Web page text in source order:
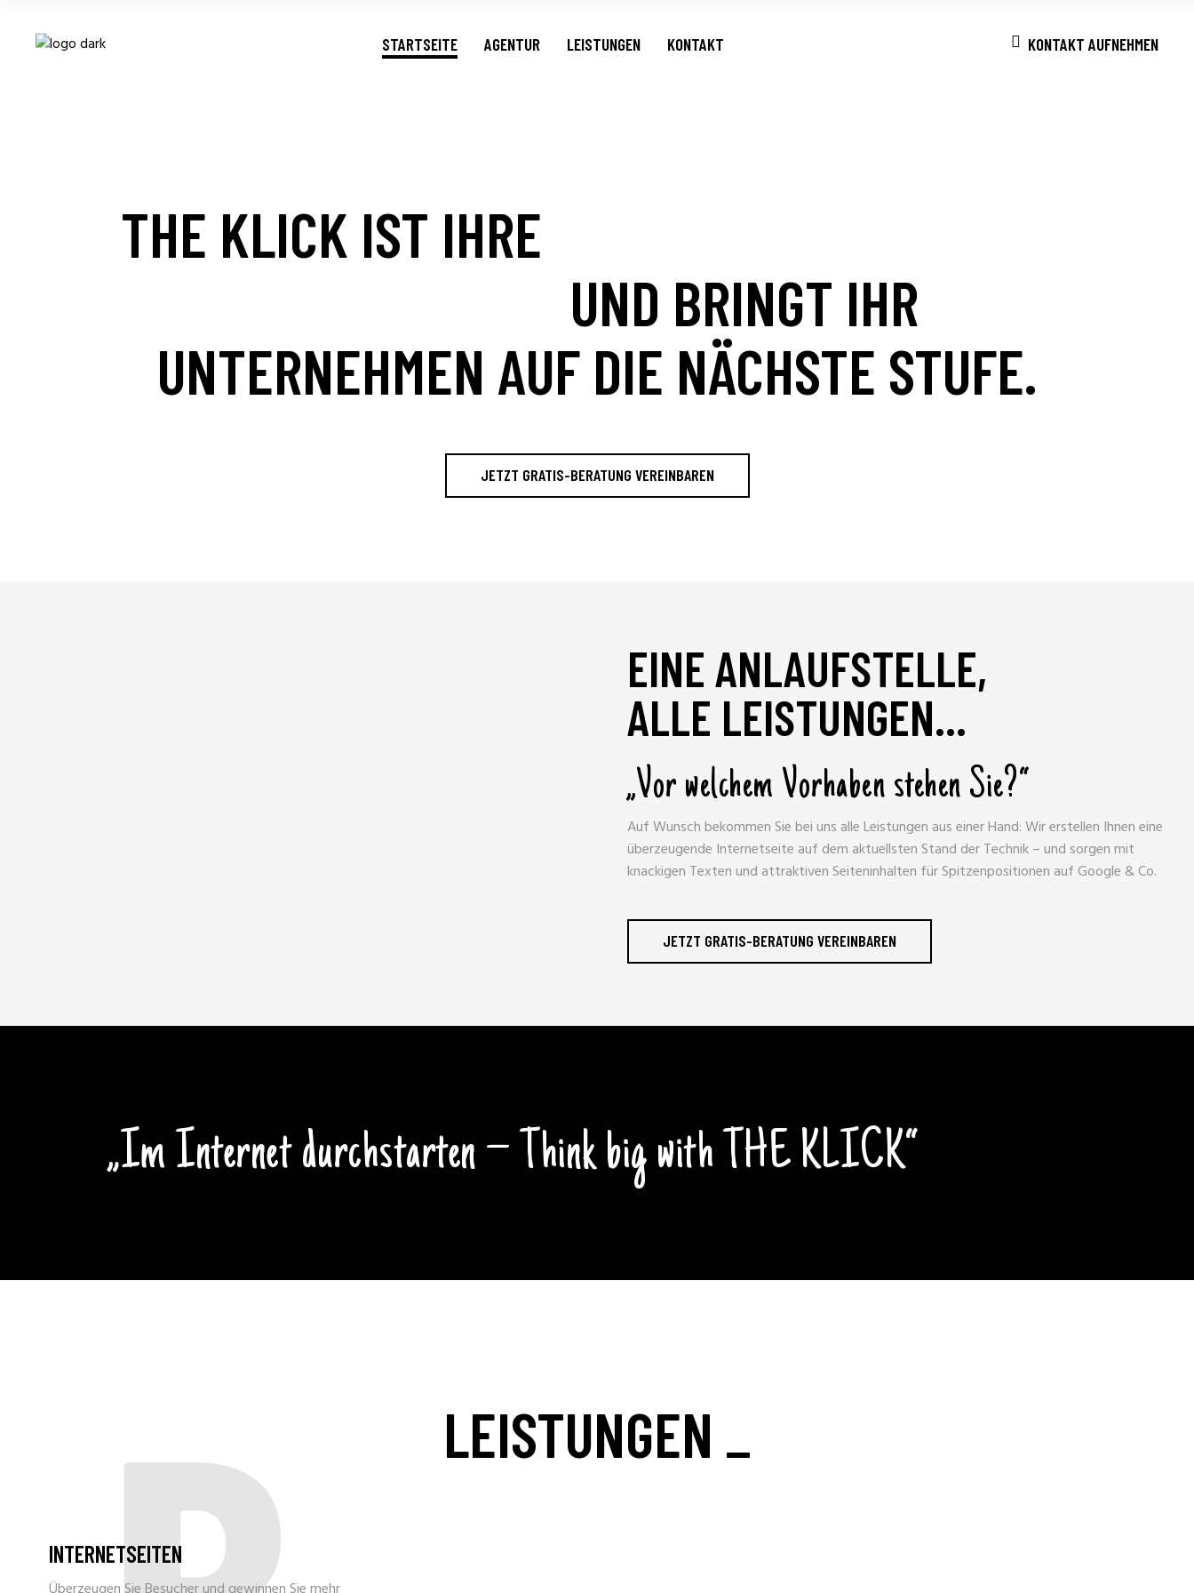
STARTSEITE AGENTUR LEISTUNGEN KONTAKT KONTAKT AUFNEHMEN
Internetseite
THE KLICK IST IHRE
UND BRINGT IHR
UNTERNEHMEN AUF DIE NÄCHSTE STUFE.
JETZT GRATIS-BERATUNG VEREINBAREN
EINE ANLAUFSTELLE,
ALLE LEISTUNGEN...
„Vor welchem Vorhaben stehen Sie?“
Auf Wunsch bekommen Sie bei uns alle Leistungen aus einer Hand: Wir erstellen Ihnen eine
überzeugende Internetseite auf dem aktuellsten Stand der Technik – und sorgen mit
knackigen Texten und attraktiven Seiteninhalten für Spitzenpositionen auf Google & Co.
JETZT GRATIS-BERATUNG VEREINBAREN
„Im Internet durchstarten – Think big with THE KLICK“
LEISTUNGEN _
INTERNETSEITEN